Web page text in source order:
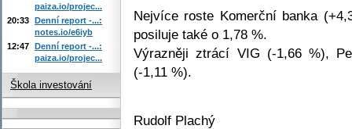
Nejvíce roste Komerční banka
posiluje také o 1,78 %.
Výrazněji ztrácí VIG (-1,66 %),
(-1,11 %).
Rudolf Plachý
paiza.io/projec...
20:33 Denní report -...:
notes.io/e6iyb
12:47 Denní report -...:
paiza.io/projec...
Škola investování